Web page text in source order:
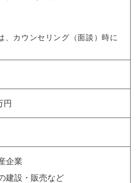
、カウンセリング（面談）時に
円
企業
建設・販売など